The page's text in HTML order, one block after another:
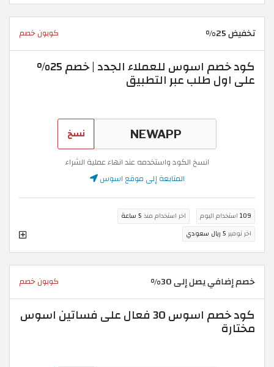
تخفيض 25% كوبون خصم
كود خصم اسوس للعملاء الجدد | خصم 25%
على اول طلب عبر التطبيق
نسخ
انسخ الكود واستخدمه عند انهاء عملية الشراء
المتابعة إلى موقع اسوس
109 استخدام اليوم اخر استخدام منذ 5 ساعة
اخر توفير 5 ريال سعودي
خصم إضافي يصل إلى 30% كوبون خصم
كود خصم اسوس 30 فعال على فساتين اسوس
مختارة